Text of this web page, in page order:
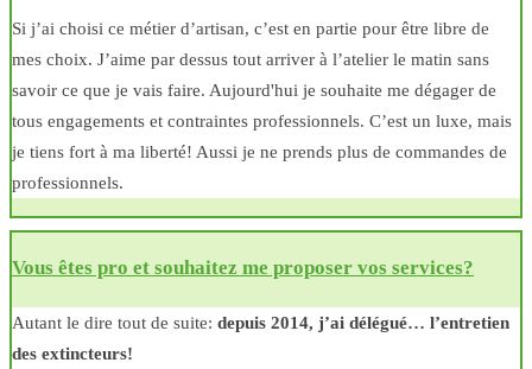
Si j’ai choisi ce métier d’artisan, c’est en partie pour être libre de
mes choix. J’aime par dessus tout arriver à l’atelier le matin sans
savoir ce que je vais faire. Aujourd'hui je souhaite me dégager de
tous engagements et contraintes professionnels. C’est un luxe, mais
je tiens fort à ma liberté! Aussi je ne prends plus de commandes de
professionnels.
Vous êtes pro et souhaitez me proposer vos services?
Autant le dire tout de suite: depuis 2014, j’ai délégué… l’entretien
des extincteurs!